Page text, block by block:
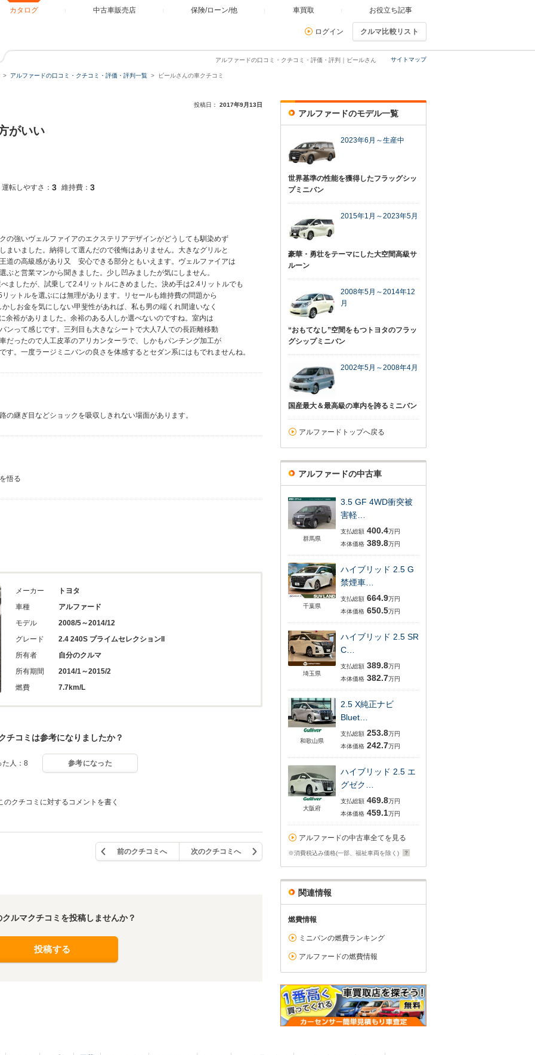
カタログ 中古車販売店 保険/ローン/他 車買取 お役立ち記事
ログイン クルマ比較リスト
サイトマップ
アルファードの口コミ・クチコミ・評価・評判｜ビールさん
アルファードの口コミ・クチコミ・評価・評判一覧 ビールさんの車クチコミ
投稿日： 2017年9月13日
がいい
運転しやすさ： 3 維持費： 3
の強いヴェルファイアのエクステリアデザインがどうしても馴染めず
まいました。納得して選んだので後悔はありません。大きなグリルと
道の高級感があり又 安心できる部分ともいえます。ヴェルファイアは
と営業マンから聞きました。少し凹みましたが気にしません。
ましたが、試乗して2.4リットルにきめました。決め手は2.4リットルでも
ットルを選ぶには無理があります。リセールも維持費の問題から
しお金を気にしない甲斐性があれば、私も男の端くれ間違いなく
余裕がありました。余裕のある人しか選べないのですね。室内は
ンって感じです。三列目も大きなシートで大人7人での長距離移動
だったので人工皮革のアリカンターラで、しかもパンチング加工が
。一度ラージミニバンの良さを体感するとセダン系にはもでれませんね。
継ぎ目などショックを吸収しきれない場面があります。
悟る
メーカー
トヨタ
車種
アルファード
モデル
2008/5～2014/12
グレード
2.4 240S プライムセレクションII
所有者
自分のクルマ
所有期間
2014/1～2015/2
燃費
7.7km/L
チコミは参考になりましたか？
た人：8 参考になった
のクチコミに対するコメントを書く
前のクチコミへ 次のクチコミへ
クルマクチコミを投稿しませんか？
投稿する
アルファードのモデル一覧
2023年6月～生産中
世界基準の性能を獲得したフラッグシッ
プミニバン
2015年1月～2023年5月
豪華・勇壮をテーマにした大空間高級サ
ルーン
2008年5月～2014年12
月
“おもてなし”空間をもつトヨタのフラッ
グシップミニバン
2002年5月～2008年4月
国産最大＆最高級の車内を誇るミニバン
アルファードトップへ戻る
アルファードの中古車
群馬県
3.5 GF 4WD衝突被
害軽…
支払総額 400.4万円
本体価格 389.8万円
千葉県
ハイブリッド 2.5 G
禁煙車…
支払総額 664.9万円
本体価格 650.5万円
埼玉県
ハイブリッド 2.5 SR
C…
支払総額 389.8万円
本体価格 382.7万円
和歌山県
2.5 X純正ナビ
Bluet…
支払総額 253.8万円
本体価格 242.7万円
大阪府
ハイブリッド 2.5 エ
グゼク…
支払総額 469.8万円
本体価格 459.1万円
アルファードの中古車全てを見る
※消費税込み価格(一部、福祉車両を除く)
関連情報
燃費情報
ミニバンの燃費ランキング
アルファードの燃費情報